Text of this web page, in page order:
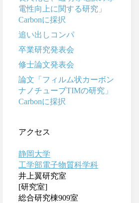
電性向上に関する研究」
Carbonに採択
追い出しコンパ
卒業研究発表会
修士論文発表会
論文「フィルム状カーボン
ナノチューブTIMの研究」
Carbonに採択
アクセス
静岡大学
工学部電子物質科学科
井上翼研究室
[研究室]
総合研究棟909室